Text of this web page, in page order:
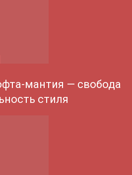
мантия — свобода
стиля